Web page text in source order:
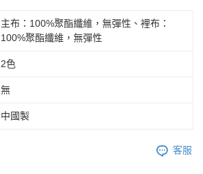
主布：100%聚酯纖維，無彈性、裡布：
100%聚酯纖維，無彈性
2色
無
中國製
客服